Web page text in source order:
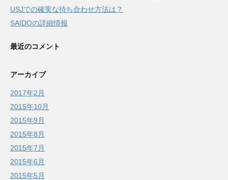
USJでの確実な待ち合わせ方法は？
SAIDOの詳細情報
最近のコメント
アーカイブ
2017年2月
2015年10月
2015年9月
2015年8月
2015年7月
2015年6月
2015年5月